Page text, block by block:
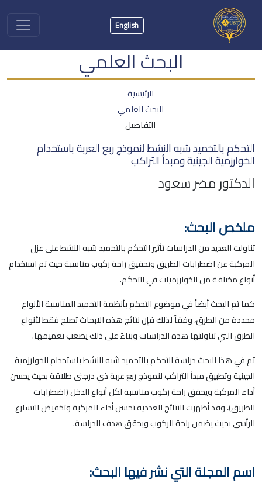
English
البحث العلمي
الرئيسية
البحث العلمي
التفاصيل
التحكم بالتخميد شبه النشط لنموذج ربع العربة باستخدام
الخوارزمية الجينية ومبدأ التراكب
الدكتور مضر سعود
ملخص البحث:
تناولت العديد من الدراسات تأثير التحكم بالتخميد شبه النشط على عزل
المركبة عن اضطرابات الطريق وتحقيق راحة ركوب مناسبة حيث تم استخدام
أنواع مختلفة من الخوارزميات في التحكم.
كما تم البحث أيضاً في موضوع التحكم بأنظمة التخميد المناسبة الأنواع
محددة من الطرق، وفقاً لذلك فإن نتائج هذه الابحاث تصلح فقط لأنواع
الطرق التي تناولتها هذه الدراسات وبناءً على ذلك يصعب تعميمها.
تم في هذا البحث دراسة التحكم بالتخميد شبه النشط باستخدام الخوارزمية
الجينية وتطبيق مبدأ التراكب لنموذج ربع عربة ذي درجتي طلاقة بحيث يحسن
أداء المركبة ويحقق راحة ركوب مناسبة لكل أنواع الدخل (اضطرابات
الطريق)، وقد أظهرت النتائج العددية تحسن أداء المركبة وتخفيض التسارع
الرأسي بحيث يضمن راحة الركوب ويحقق هدف الدراسة.
اسم المجلة التي نشر فيها البحث: